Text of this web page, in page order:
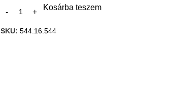
Kosárba teszem
SKU: 544.16.544